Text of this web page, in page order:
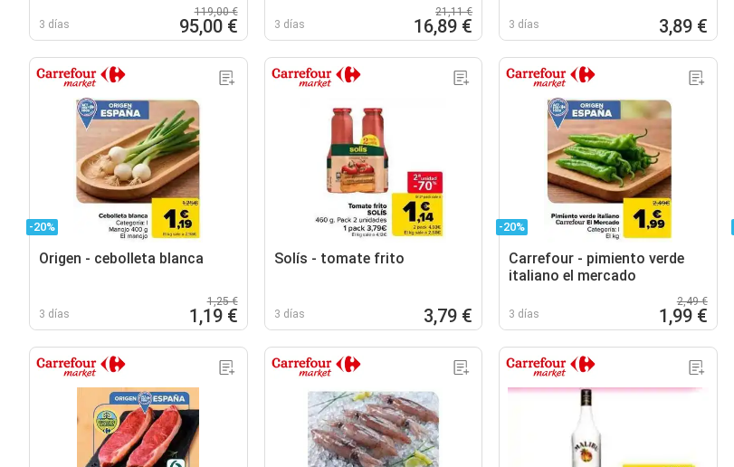
3 días
119,00 €
95,00 € 3 días
21,11 €
16,89 € 3 días 3,89 €
-20%
Origen - cebolleta blanca
3 días
1,25 €
1,19 €
Solís - tomate frito
3 días 3,79 €
-20%
Carrefour - pimiento verde
italiano el mercado
3 días
2,49 €
1,99 €